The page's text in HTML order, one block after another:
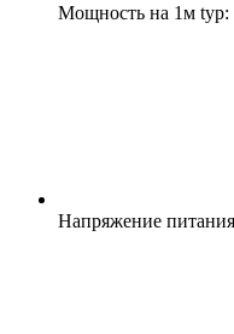
Мощность на 1м typ:
Напряжение питания